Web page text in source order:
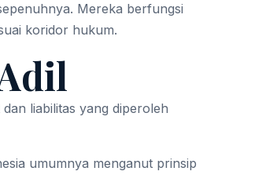
Mereka berfungsi
koridor hukum.
liabilitas yang diperoleh
umumnya menganut prinsip